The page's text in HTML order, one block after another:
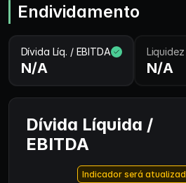
Endividamento
Dívida Líq. / EBITDA
N/A N/A
Dívida Líquida /
EBITDA
Indicador será